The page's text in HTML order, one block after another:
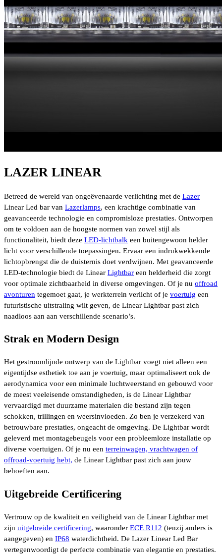
LAZER LINEAR
Betreed de wereld van ongeëvenaarde verlichting met de Lazer
Linear Led bar van Lazerlamps, een krachtige combinatie van
geavanceerde technologie en compromisloze prestaties. Ontworpen
om te voldoen aan de hoogste normen van zowel stijl als
functionaliteit, biedt deze LED-lichtbalk een buitengewoon helder
licht voor verschillende toepassingen. Ervaar een indrukwekkende
lichtopbrengst die de duisternis doet verdwijnen. Met geavanceerde
LED-technologie biedt de Linear Lightbar een helderheid die zorgt
voor optimale zichtbaarheid in diverse omgevingen. Of je nu offroad
avonturen tegemoet gaat, je werkterrein verlicht of je voertuig een
futuristische uitstraling wilt geven, de Linear Lightbar past zich
naadloos aan aan verschillende scenario’s.
Strak en Modern Design
Het gestroomlijnde ontwerp van de Lightbar voegt niet alleen een
eigentijdse esthetiek toe aan je voertuig, maar optimaliseert ook de
aerodynamica voor een minimale luchtweerstand en gebouwd voor
de meest veeleisende omstandigheden, is de Linear Lightbar
vervaardigd met duurzame materialen die bestand zijn tegen
schokken, trillingen en weersinvloeden. Zo ben je verzekerd van
betrouwbare prestaties, ongeacht de omgeving. De Lightbar wordt
geleverd met montagebeugels voor een probleemloze installatie op
diverse voertuigen. Of je nu een terreinwagen, vrachtwagen of
offroad-voertuig hebt, de Linear Lightbar past zich aan jouw
behoeften aan.
Uitgebreide Certificering
Vertrouw op de kwaliteit en veiligheid van de Linear Lightbar met
zijn uitgebreide certificering, waaronder ECE R112 (tenzij anders is
aangegeven) en IP68 waterdichtheid. De Lazer Linear Led Bar
vertegenwoordigt de perfecte combinatie van elegantie en prestaties.